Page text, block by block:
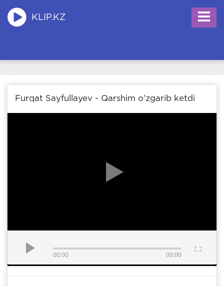
KLIP.KZ
Furqat Sayfullayev - Qarshim o’zgarib ketdi
00:00 00:00